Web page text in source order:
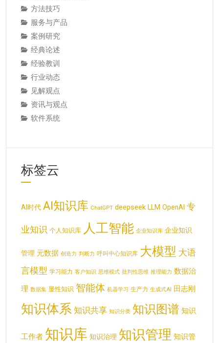
方法技巧
服务与产品
案例研究
经典论述
经验教训
行业动态
见解观点
资讯与观点
软件系统
标签云
AI时代 AI知识库 ChatGPT deepseek LLM OpenAI 专
业知识 个人知识库 人工智能 企业知识库 企业知识
管理 元数据 创造力 判断力 呼叫中心知识库 大模型 大语
言模型 学习能力 客户知识 思维模式 批判性思维 推理能力 数据治
理 数据集 显性知识 智能体 机器学习 生产力 生成式AI 田志刚
知识体系 知识共享 知识分类 知识图谱 知识
工作者 知识库 知识治理 知识管理 知识管